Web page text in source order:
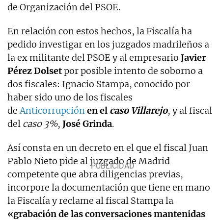
de Organización del PSOE.
En relación con estos hechos, la Fiscalía ha
pedido investigar en los juzgados madrileños a
la ex militante del PSOE y al empresario Javier
Pérez Dolsetpor posible intento de soborno a
dos fiscales: Ignacio Stampa, conocido por
haber sido uno de los fiscales
deAnticorrupciónen el caso Villarejo, y al fiscal
del caso 3%, José Grinda.
Así consta en un decreto en el que el fiscal Juan
Pablo Nieto pide al juzgado de Madrid
competente que abra diligencias previas,
incorpore la documentación que tiene en mano
la Fiscalía y reclame al fiscal Stampa la
«grabación de las conversaciones mantenidas